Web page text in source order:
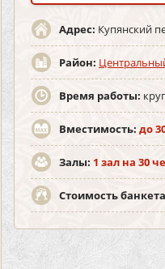
Адрес: Купянский
Район:
Время работы:
Вместимость: до
Залы: 1 зал на 30
Стоимость